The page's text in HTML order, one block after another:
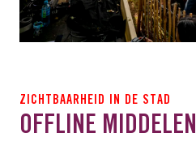
ZICHTBAARHEID IN DE STAD
OFFLINE MIDDELEN